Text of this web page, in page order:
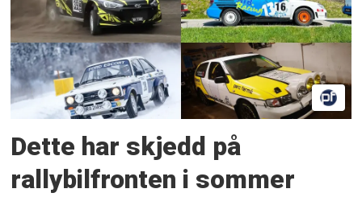
Dette har skjedd på
rallybilfronten i sommer